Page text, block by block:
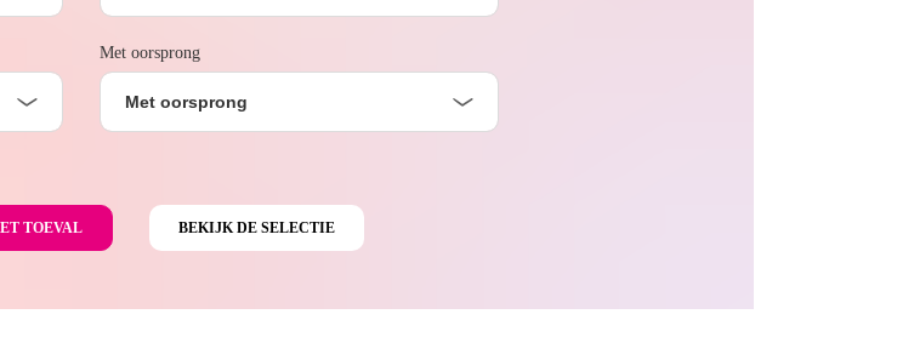
Met oorsprong
Met oorsprong